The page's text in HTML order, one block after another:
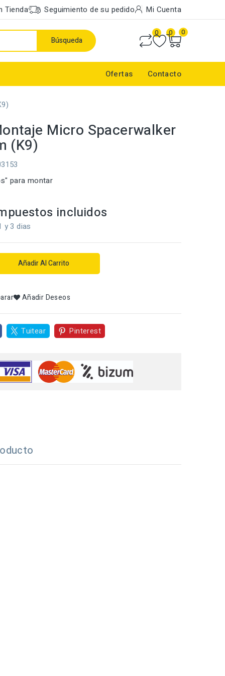
Tienda Seguimiento de su pedido Mi Cuenta
Búsqueda
0 0 0
Ofertas Contacto
Micro Spacerwalker
(K9)
para montar
incluidos
y 3 dias
Añadir Al Carrito
Añadir Deseos
Tuitear Pinterest